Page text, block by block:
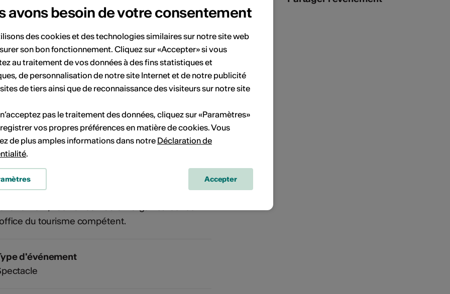
Rottä
745
Münster VS
Rottä
Geschinen
27 974 68 68
événement a été annoncé via la plateforme
. Si vous avez des question sur
du tourisme compétent.
d'événement
avons besoin de votre consentement
des cookies et des technologies similaires sur notre site web
son bon fonctionnement. Cliquez sur «Accepter» si vous
au traitement de vos données à des fins statistiques et
de personnalisation de notre site Internet et de notre publicité
de tiers ainsi que de reconnaissance des visiteurs sur notre site
pas le traitement des données, cliquez sur «Paramètres»
vos propres préférences en matière de cookies. Vous
de plus amples informations dans notre Déclaration de
.
Accepter